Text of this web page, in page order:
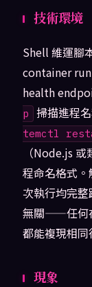
技術環境
Shell 維運腳
container
health
p 掃描進程
temctl
（Node.js
程命名格式
次執行均完
無關——任何
都能複現相同
現象